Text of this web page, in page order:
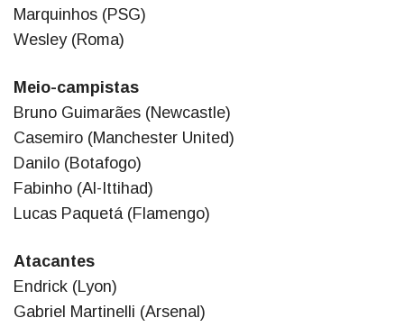
Marquinhos (PSG)
Wesley (Roma)
Meio-campistas
Bruno Guimarães (Newcastle)
Casemiro (Manchester United)
Danilo (Botafogo)
Fabinho (Al-Ittihad)
Lucas Paquetá (Flamengo)
Atacantes
Endrick (Lyon)
Gabriel Martinelli (Arsenal)